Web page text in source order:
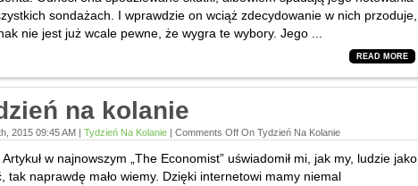
sondażach. I wprawdzie on wciąż zdecydowanie w nich przoduje,
nie jest już wcale pewne, że wygra te wybory. Jego ...
READ MORE
na kolanie
2015 09:45 AM | Tydzień Na Kolanie | Comments Off On Tydzień Na Kolanie
w najnowszym „The Economist” uświadomił mi, jak my, ludzie jako
tak naprawdę mało wiemy. Dzięki internetowi mamy niemal